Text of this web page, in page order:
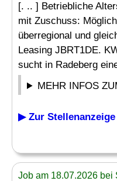
[. .. ] Betriebliche
mit Zuschuss:
überregional und
Leasing JBRT1DE.
sucht in Radeberg
MEHR INFOS
▶ Zur Stellenanzeige
Job am 18.07.2026 bei